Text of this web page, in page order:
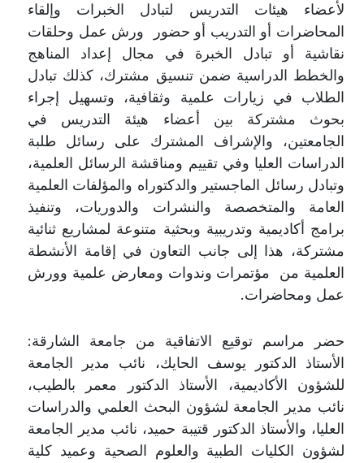
لأعضاء هيئات التدريس لتبادل الخبرات وإلقاء
المحاضرات أو التدريب أو حضور ورش عمل وحلقات
نقاشية أو تبادل الخبرة في مجال إعداد المناهج
والخطط الدراسية ضمن تنسيق مشترك، كذلك تبادل
الطلاب في زيارات علمية وثقافية، وتسهيل إجراء
بحوث مشتركة بين أعضاء هيئة التدريس في
الجامعتين، والإشراف المشترك على رسائل طلبة
الدراسات العليا وفي تقييم ومناقشة الرسائل العلمية،
وتبادل رسائل الماجستير والدكتوراه والمؤلفات العلمية
العامة والمتخصصة والنشرات والدوريات، وتنفيذ
برامج أكاديمية وتدريبية وبحثية متنوعة لمشاريع ثنائية
مشتركة، هذا إلى جانب التعاون في إقامة الأنشطة
العلمية من مؤتمرات وندوات ومعارض علمية وورش
عمل ومحاضرات.
حضر مراسم توقيع الاتفاقية من جامعة الشارقة:
الأستاذ الدكتور يوسف الحايك، نائب مدير الجامعة
للشؤون الأكاديمية، الأستاذ الدكتور معمر بالطيب،
نائب مدير الجامعة لشؤون البحث العلمي والدراسات
العليا، والأستاذ الدكتور قتيبة حميد، نائب مدير الجامعة
لشؤون الكليات الطبية والعلوم الصحية وعميد كلية